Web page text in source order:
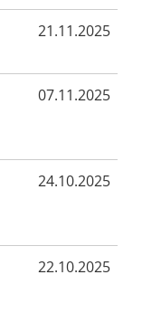
21.11.2025
07.11.2025
24.10.2025
22.10.2025